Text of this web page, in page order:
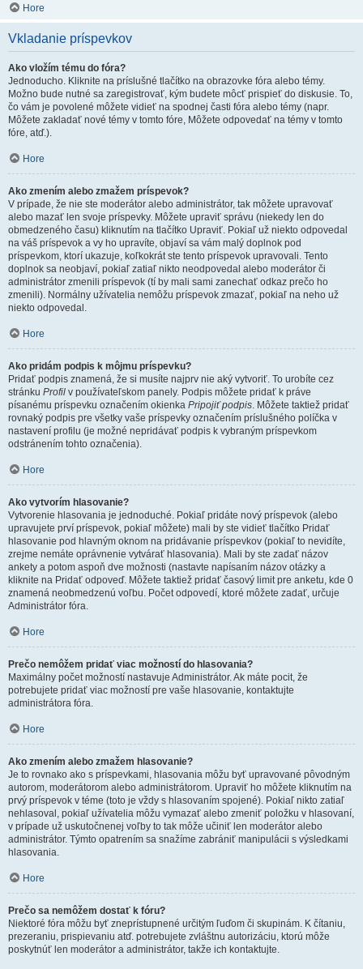
Hore
Vkladanie príspevkov
Ako vložím tému do fóra?
Jednoducho. Kliknite na príslušné tlačítko na obrazovke fóra alebo témy.
Možno bude nutné sa zaregistrovať, kým budete môcť prispieť do diskusie. To,
čo vám je povolené môžete vidieť na spodnej časti fóra alebo témy (napr.
Môžete zakladať nové témy v tomto fóre, Môžete odpovedať na témy v tomto
fóre, atď.).
Hore
Ako zmením alebo zmažem príspevok?
V prípade, že nie ste moderátor alebo administrátor, tak môžete upravovať
alebo mazať len svoje príspevky. Môžete upraviť správu (niekedy len do
obmedzeného času) kliknutím na tlačítko Upraviť. Pokiaľ už niekto odpovedal
na váš príspevok a vy ho upravíte, objaví sa vám malý doplnok pod
príspevkom, ktorí ukazuje, koľkokrát ste tento príspevok upravovali. Tento
doplnok sa neobjaví, pokiaľ zatiaľ nikto neodpovedal alebo moderátor či
administrátor zmenili príspevok (tí by mali sami zanechať odkaz prečo ho
zmenili). Normálny užívatelia nemôžu príspevok zmazať, pokiaľ na neho už
niekto odpovedal.
Hore
Ako pridám podpis k môjmu príspevku?
Pridať podpis znamená, že si musíte najprv nie aký vytvoriť. To urobíte cez
stránku Profil v používateľskom panely. Podpis môžete pridať k práve
písanému príspevku označením okienka Pripojiť podpis. Môžete taktiež pridať
rovnaký podpis pre všetky vaše príspevky označením príslušného políčka v
nastavení profilu (je možné nepridávať podpis k vybraným príspevkom
odstránením tohto označenia).
Hore
Ako vytvorím hlasovanie?
Vytvorenie hlasovania je jednoduché. Pokiaľ pridáte nový príspevok (alebo
upravujete prví príspevok, pokiaľ môžete) mali by ste vidieť tlačítko Pridať
hlasovanie pod hlavným oknom na pridávanie príspevkov (pokiaľ to nevidíte,
zrejme nemáte oprávnenie vytvárať hlasovania). Mali by ste zadať názov
ankety a potom aspoň dve možnosti (nastavte napísaním názov otázky a
kliknite na Pridať odpoveď. Môžete taktiež pridať časový limit pre anketu, kde 0
znamená neobmedzenú voľbu. Počet odpovedí, ktoré môžete zadať, určuje
Administrátor fóra.
Hore
Prečo nemôžem pridať viac možností do hlasovania?
Maximálny počet možností nastavuje Administrátor. Ak máte pocit, že
potrebujete pridať viac možností pre vaše hlasovanie, kontaktujte
administrátora fóra.
Hore
Ako zmením alebo zmažem hlasovanie?
Je to rovnako ako s príspevkami, hlasovania môžu byť upravované pôvodným
autorom, moderátorom alebo administrátorom. Upraviť ho môžete kliknutím na
prvý príspevok v téme (toto je vždy s hlasovaním spojené). Pokiaľ nikto zatiaľ
nehlasoval, pokiaľ užívatelia môžu vymazať alebo zmeniť položku v hlasovaní,
v prípade už uskutočnenej voľby to tak môže učiniť len moderátor alebo
administrátor. Týmto opatrením sa snažíme zabrániť manipulácii s výsledkami
hlasovania.
Hore
Prečo sa nemôžem dostať k fóru?
Niektoré fóra môžu byť zneprístupnené určitým ľuďom či skupinám. K čítaniu,
prezeraniu, prispievaniu atď. potrebujete zvláštnu autorizáciu, ktorú môže
poskytnúť len moderátor a administrátor, takže ich kontaktujte.